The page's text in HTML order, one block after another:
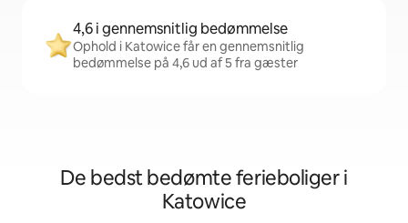
4,6 i gennemsnitlig bedømmelse
Ophold i Katowice får en gennemsnitlig
bedømmelse på 4,6 ud af 5 fra gæster
De bedst bedømte ferieboliger i
Katowice